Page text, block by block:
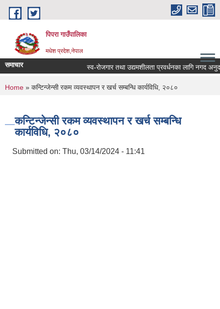
Skip to main content
पिपरा गाउँपालिका
मधेश प्रदेश,नेपाल
समाचार स्व-रोजगार तथा उद्यमशीलता प्रवर्धनका लागि नगद
You are here
Home » कन्टिन्जेन्सी रकम व्यवस्थापन र खर्च सम्बन्धि कार्यविधि, २०८०
कन्टिन्जेन्सी रकम व्यवस्थापन र खर्च सम्बन्धि
कार्यविधि, २०८०
Submitted on: Thu, 03/14/2024 - 11:41